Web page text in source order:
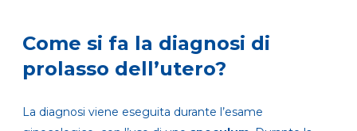
Come si fa la diagnosi di
prolasso dell’utero?
La diagnosi viene eseguita durante l’esame